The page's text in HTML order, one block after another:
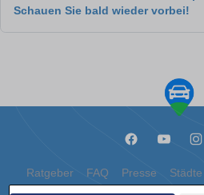
Schauen Sie bald wieder vorbei!
Ratgeber FAQ Presse Städte